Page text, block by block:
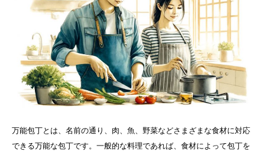
万能包丁とは、名前の通り、肉、魚、野菜などさまざまな食材に対応
できる万能な包丁です。一般的な料理であれば、食材によって包丁を